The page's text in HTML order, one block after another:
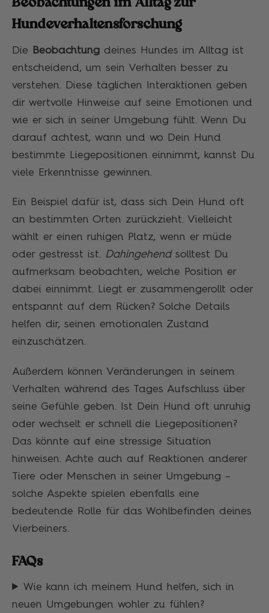
Hundeverhaltensforschung
Die Beobachtung deines Hundes im Alltag ist
entscheidend, um sein Verhalten besser zu
verstehen. Diese täglichen Interaktionen geben
dir wertvolle Hinweise auf seine Emotionen und
wie er sich in seiner Umgebung fühlt. Wenn Du
darauf achtest, wann und wo Dein Hund
bestimmte Liegepositionen einnimmt, kannst Du
viele Erkenntnisse gewinnen.
Ein Beispiel dafür ist, dass sich Dein Hund oft
an bestimmten Orten zurückzieht. Vielleicht
wählt er einen ruhigen Platz, wenn er müde
oder gestresst ist. Dahingehendsolltest Du
aufmerksam beobachten, welche Position er
dabei einnimmt. Liegt er zusammengerollt oder
entspannt auf dem Rücken? Solche Details
helfen dir, seinen emotionalen Zustand
einzuschätzen.
Außerdem können Veränderungen in seinem
Verhalten während des Tages Aufschluss über
seine Gefühle geben. Ist Dein Hund oft unruhig
oder wechselt er schnell die Liegepositionen?
Das könnte auf eine stressige Situation
hinweisen. Achte auch auf Reaktionen anderer
Tiere oder Menschen in seiner Umgebung –
solche Aspekte spielen ebenfalls eine
bedeutende Rolle für das Wohlbefinden deines
Vierbeiners.
FAQs
Wie kann ich meinem Hund helfen, sich in
neuen Umgebungen wohler zu fühlen?